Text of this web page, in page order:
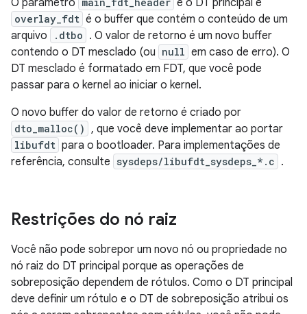
overlay_fdt é o buffer que contém o conteúdo de um
arquivo
.dtbo . O valor de retorno é um novo buffer
contendo o DT mesclado (ou null em caso de erro). O
DT mesclado é formatado em FDT, que você pode
passar para o kernel ao iniciar o kernel.
O novo buffer do valor de retorno é criado por
dto_malloc() , que você deve implementar ao portar
libufdt para o bootloader. Para implementações de
referência, consulte sysdeps/libufdt_sysdeps_*.c .
Restrições do nó raiz
Você não pode sobrepor um novo nó ou propriedade no
nó raiz do DT principal porque as operações de
sobreposição dependem de rótulos. Como o DT principal
deve definir um rótulo e o DT de sobreposição atribui os